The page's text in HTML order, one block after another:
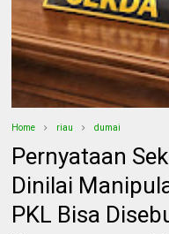
Home riau dumai
Pernyataan
Dinilai
PKL Bisa